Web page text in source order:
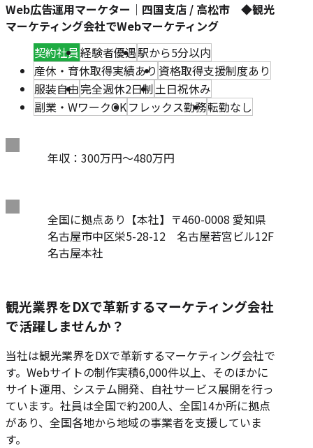
Web広告運用マーケター｜四国支店 / 高松市 ◆観光
マーケティング会社でWebマーケティング
契約社員経験者優遇駅から5分以内
産休・育休取得実績あり 資格取得支援制度あり
服装自由完全週休2日制土日祝休み
副業・WワークOKフレックス勤務転勤なし
給
年収：300万円～480万円
住
全国に拠点あり【本社】〒460-0008 愛知県
名古屋市中区栄5-28-12 名古屋若宮ビル12F
名古屋本社
観光業界をDXで革新するマーケティング会社
で活躍しませんか？
当社は観光業界をDXで革新するマーケティング会社で
す。Webサイトの制作実積6,000件以上、そのほかに
サイト運用、システム開発、自社サービス展開を行っ
ています。社員は全国で約200人、全国14か所に拠点
があり、全国各地から地域の事業者を支援していま
す。